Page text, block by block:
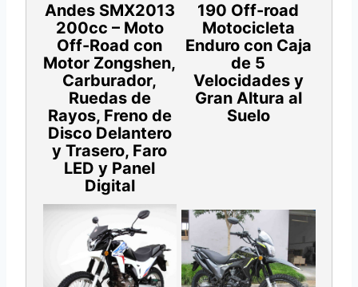
Andes SMX2013
200cc – Moto
Off-Road con
Motor Zongshen,
Carburador,
Ruedas de
Rayos, Freno de
Disco Delantero
y Trasero, Faro
LED y Panel
Digital
190 Off-road
Motocicleta
Enduro con Caja
de 5
Velocidades y
Gran Altura al
Suelo